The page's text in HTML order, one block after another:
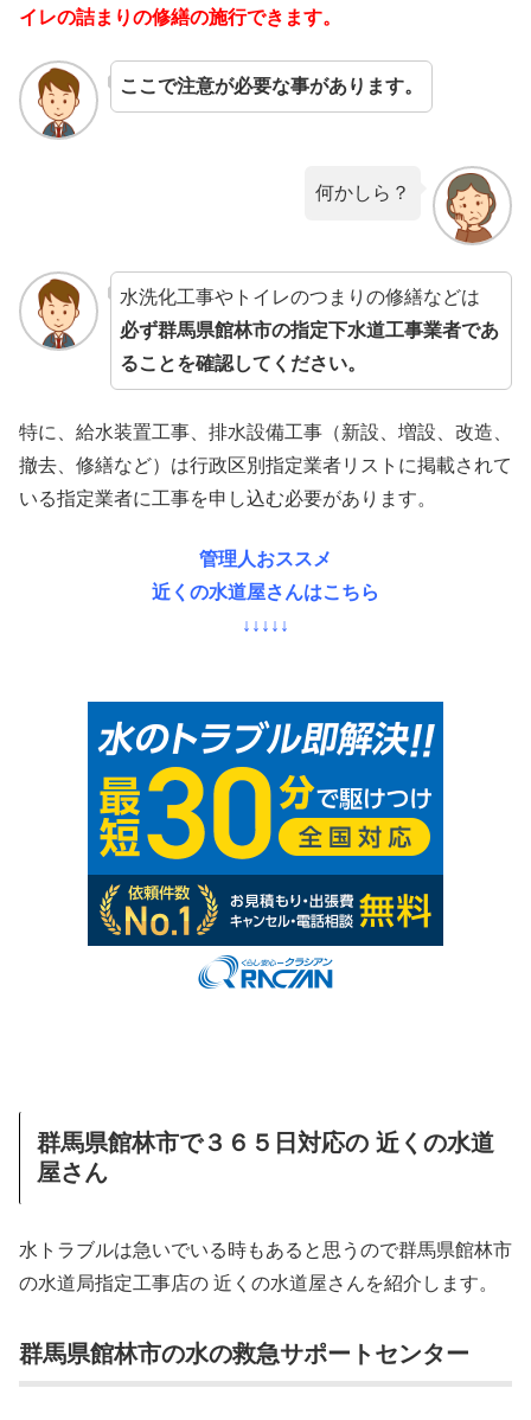
イレの詰まりの修繕の施行できます。
ここで注意が必要な事があります。
何かしら？
水洗化工事やトイレのつまりの修繕などは
必ず群馬県館林市の指定下水道工事業者であ
ることを確認してください。
特に、給水装置工事、排水設備工事（新設、増設、改造、
撤去、修繕など）は行政区別指定業者リストに掲載されて
いる指定業者に工事を申し込む必要があります。
管理人おススメ
近くの水道屋さんはこちら
↓↓↓↓↓
群馬県館林市で３６５日対応の 近くの水道
屋さん
水トラブルは急いでいる時もあると思うので群馬県館林市
の水道局指定工事店の 近くの水道屋さんを紹介します。
群馬県館林市の水の救急サポートセンター